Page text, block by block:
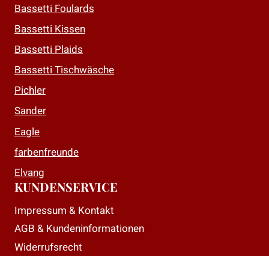
Bassetti Foulards
Bassetti Kissen
Bassetti Plaids
Bassetti Tischwäsche
Pichler
Sander
Eagle
farbenfreunde
Elvang
KUNDENSERVICE
Impressum & Kontakt
AGB & Kundeninformationen
Widerrufsrecht